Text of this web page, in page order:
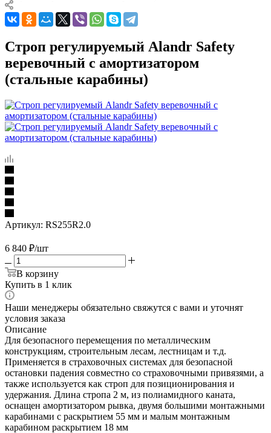
Строп регулируемый Alandr Safety
веревочный с амортизатором
(стальные карабины)
Артикул: RS255R2.0
6 840 ₽/шт
В корзину
Купить в 1 клик
Наши менеджеры обязательно свяжутся с вами и уточнят
условия заказа
Описание
Для безопасного перемещения по металлическим
конструкциям, строительным лесам, лестницам и т.д.
Применяется в страховочных системах для безопасной
остановки падения совместно со страховочными привязями, а
также используется как строп для позиционирования и
удержания. Длина стропа 2 м, из полиамидного каната,
оснащен амортизатором рывка, двумя большими монтажными
карабинами с раскрытием 55 мм и малым монтажным
карабином раскрытием 18 мм